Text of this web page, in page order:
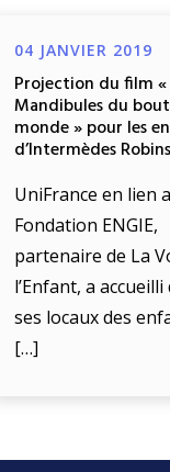
04 JANVIER 2019
Projection du film «
Mandibules du
monde » pour les
d’Intermèdes
UniFrance en lien
Fondation ENGIE,
partenaire de La
l’Enfant, a accueilli
ses locaux des
[…]